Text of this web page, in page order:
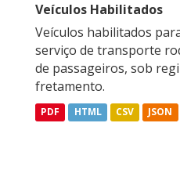
Veículos Habilitados
Veículos habilitados
serviço de transporte
de passageiros, sob
fretamento.
PDF HTML CSV JSON